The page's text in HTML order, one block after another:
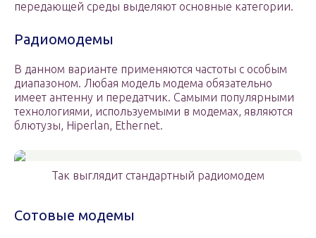
передающей среды выделяют основные категории.
Радиомодемы
В данном варианте применяются частоты с особым
диапазоном. Любая модель модема обязательно
имеет антенну и передатчик. Самыми популярными
технологиями, используемыми в модемах, являются
блютузы, Hiperlan, Ethernet.
Так выглядит стандартный радиомодем
Сотовые модемы